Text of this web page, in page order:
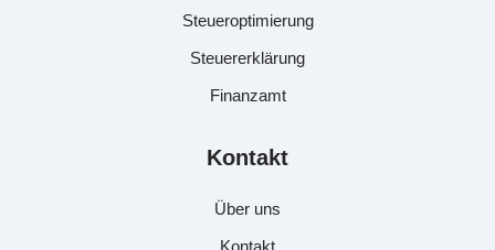
Steueroptimierung
Steuererklärung
Finanzamt
Kontakt
Über uns
Kontakt